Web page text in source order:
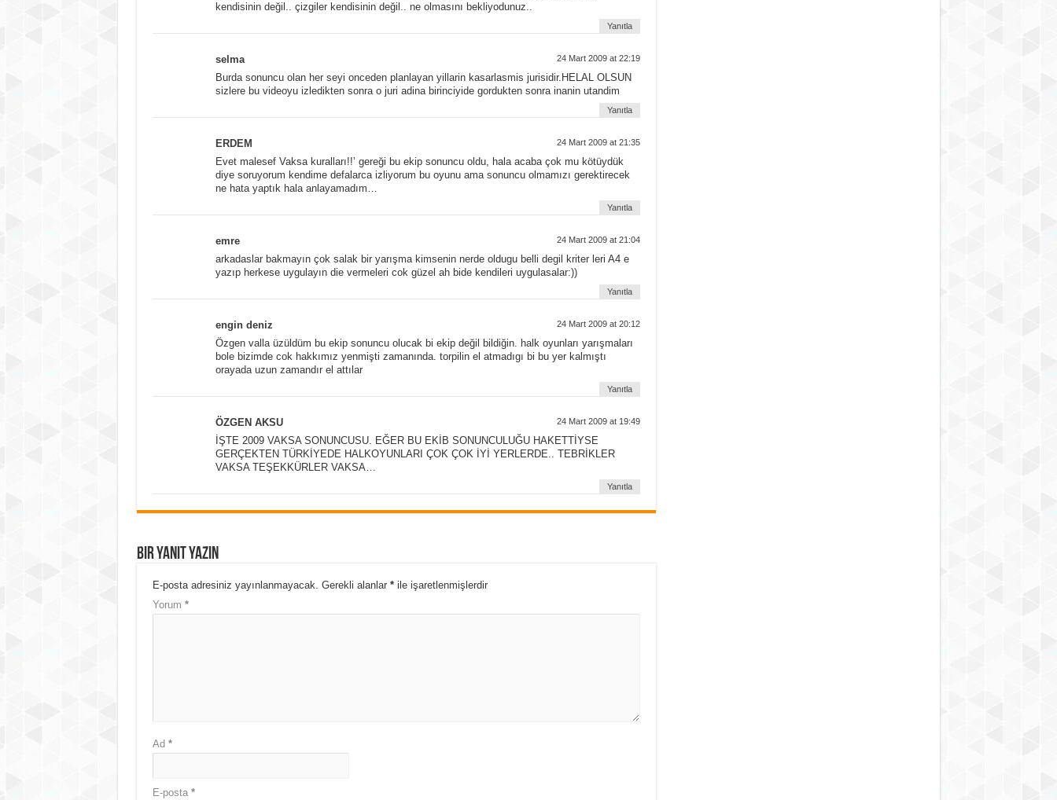
kendisinin değil.. çizgiler kendisinin değil.. ne olmasını bekliyodunuz..
Yanıtla
selma 24 Mart 2009 at 22:19
Burda sonuncu olan her seyi onceden planlayan yillarin kasarlasmis jurisidir.HELAL OLSUN
sizlere bu videoyu izledikten sonra o juri adina birinciyide gordukten sonra inanin utandim
Yanıtla
ERDEM 24 Mart 2009 at 21:35
Evet malesef Vaksa kuralları!!’ gereği bu ekip sonuncu oldu, hala acaba çok mu kötüydük
diye soruyorum kendime defalarca izliyorum bu oyunu ama sonuncu olmamızı gerektirecek
ne hata yaptık hala anlayamadım…
Yanıtla
emre 24 Mart 2009 at 21:04
arkadaslar bakmayın çok salak bir yarışma kimsenin nerde oldugu belli degil kriter leri A4 e
yazıp herkese uygulayın die vermeleri cok güzel ah bide kendileri uygulasalar:))
Yanıtla
engin deniz 24 Mart 2009 at 20:12
Özgen valla üzüldüm bu ekip sonuncu olucak bi ekip değil bildiğin. halk oyunları yarışmaları
bole bizimde cok hakkımız yenmişti zamanında. torpilin el atmadıgı bi bu yer kalmıştı
orayada uzun zamandır el attılar
Yanıtla
ÖZGEN AKSU 24 Mart 2009 at 19:49
İŞTE 2009 VAKSA SONUNCUSU. EĞER BU EKİB SONUNCULUĞU HAKETTİYSE
GERÇEKTEN TÜRKİYEDE HALKOYUNLARI ÇOK ÇOK İYİ YERLERDE.. TEBRİKLER
VAKSA TEŞEKKÜRLER VAKSA…
Yanıtla
Bir yanıt yazın
E-posta adresiniz yayınlanmayacak. Gerekli alanlar *ile işaretlenmişlerdir
Yorum *
Ad *
E-posta *